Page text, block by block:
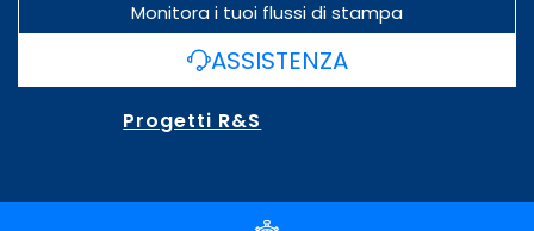
Monitora i tuoi flussi di stampa
ASSISTENZA
Progetti R&S